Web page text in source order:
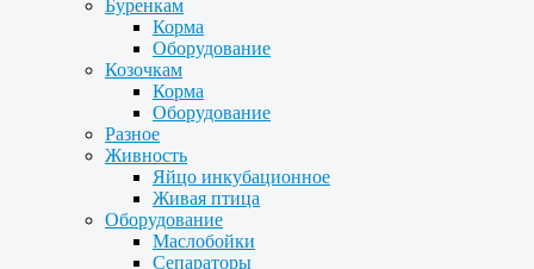
Буренкам
Корма
Оборудование
Козочкам
Корма
Оборудование
Разное
Живность
Яйцо инкубационное
Живая птица
Оборудование
Маслобойки
Сепараторы